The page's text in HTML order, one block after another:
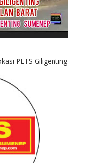
PLTS Giligenting